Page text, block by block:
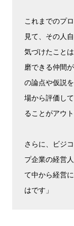
これまでのプ
見て、その人
気づけたこと
磨できる仲間
の論点や仮説
場から評価し
ることがアウ
さらに、ビジ
プ企業の経営
て中から経営
はです」